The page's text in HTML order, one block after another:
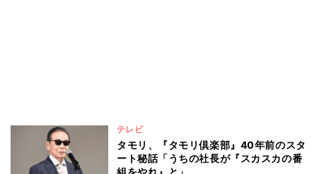
テレビ
タモリ、『タモリ倶楽部』40年前のスタ
ート秘話「うちの社長が『スカスカの番
組をやれ』と」